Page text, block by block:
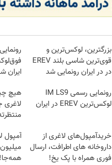
بزرگترین، لوکس‌ترین و
قوی‌ترین شاسی بلند EREV
در در ایران رونمایی شد
ایران
رونمایی رسمی IM LS9
لوکس‌ترین EREV در ایران
هیچ
لاغری
خریدآمپول‌های لاغری از
داروخانه های اطرافت، ارسال
فوری همراه با پک یخ!
آمپول
همه‌جا!